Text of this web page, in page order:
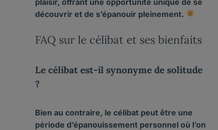
découvrir et de s’épanouir pleinement.
FAQ sur le célibat et ses bienfaits
Le célibat est-il synonyme de solitude
?
Bien au contraire, le célibat peut être une
période d’épanouissement personnel où l’on